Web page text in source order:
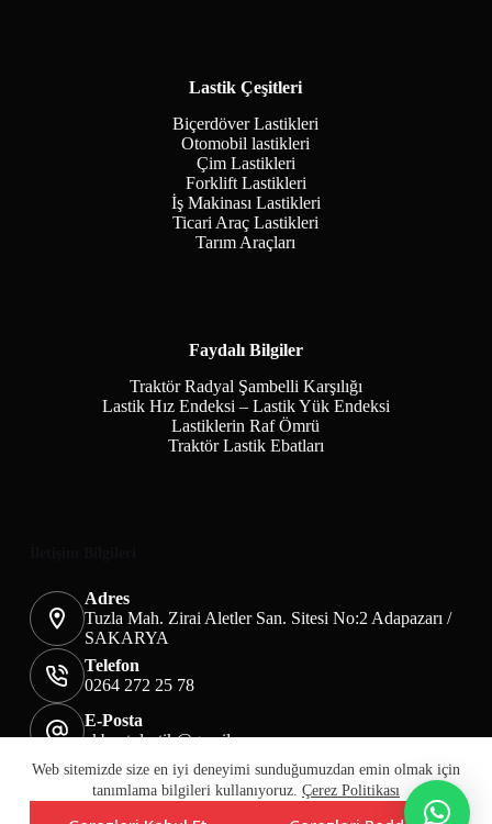
Web sitemizde size en iyi deneyimi sunduğumuzdan emin olmak için
tanımlama bilgileri kullanıyoruz. Çerez Politikası
Lastik Çeşitleri
Biçerdöver Lastikleri
Otomobil lastikleri
Çim Lastikleri
Forklift Lastikleri
İş Makinası Lastikleri
Ticari Araç Lastikleri
Tarım Araçları
Faydalı Bilgiler
Traktör Radyal Şambelli Karşılığı
Lastik Hız Endeksi – Lastik Yük Endeksi
Lastiklerin Raf Ömrü
Traktör Lastik Ebatları
Adres
Tuzla Mah. Zirai Aletler San. Sitesi No:2 Adapazarı /
SAKARYA
Telefon
0264 272 25 78
E-Posta
akbaotolastik@gmail.com
Mesafeli Satış Sözleşmesi
Teslimat&İade
Üyelik KVKK Sayfası
Çerez Politikası